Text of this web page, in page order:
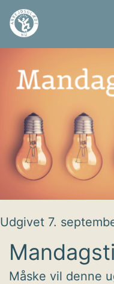
Fortsæt
Arbejdsglæde
Udgivet 7.
Måske vil denne